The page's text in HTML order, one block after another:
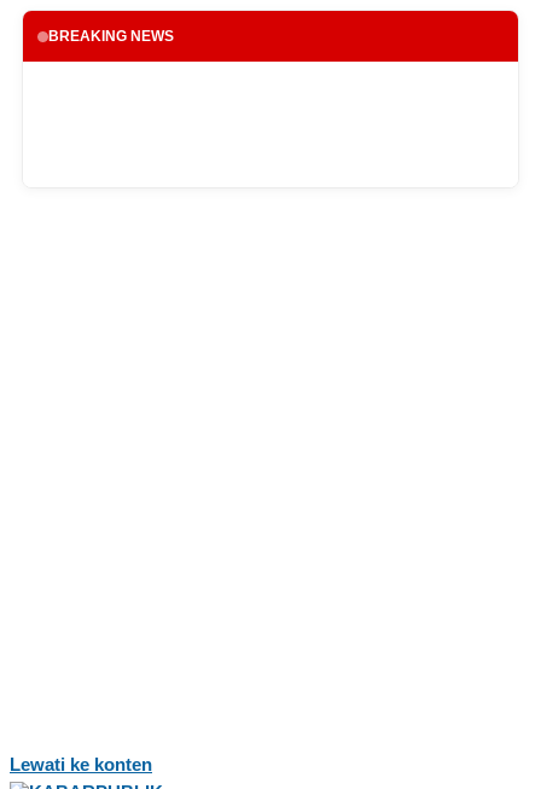
BREAKING NEWS
Lewati ke konten